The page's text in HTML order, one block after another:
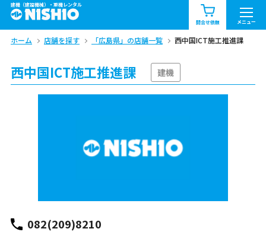
建機（建設機械）・重機レンタル
問合せ依頼 メニュー
商品一覧 お知らせ一覧
問合せ依頼リスト お問合せ
エリア情報を見る
北海道 東北 関東
ホーム 店舗を探す 「広島県」の店舗一覧 西中国ICT施工推進課
西中国ICT施工推進課 建機
082(209)8210